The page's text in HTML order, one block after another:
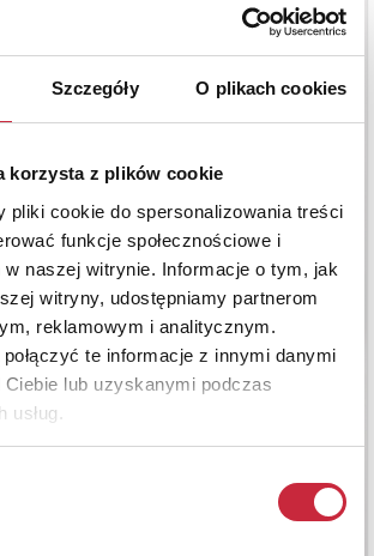
Szczegóły O plikach cookies
korzysta z plików cookie
pliki cookie do spersonalizowania treści
funkcje społecznościowe i
w naszej witrynie. Informacje o tym, jak
witryny, udostępniamy partnerom
reklamowym i analitycznym.
te informacje z innymi danymi
lub uzyskanymi podczas
usług.